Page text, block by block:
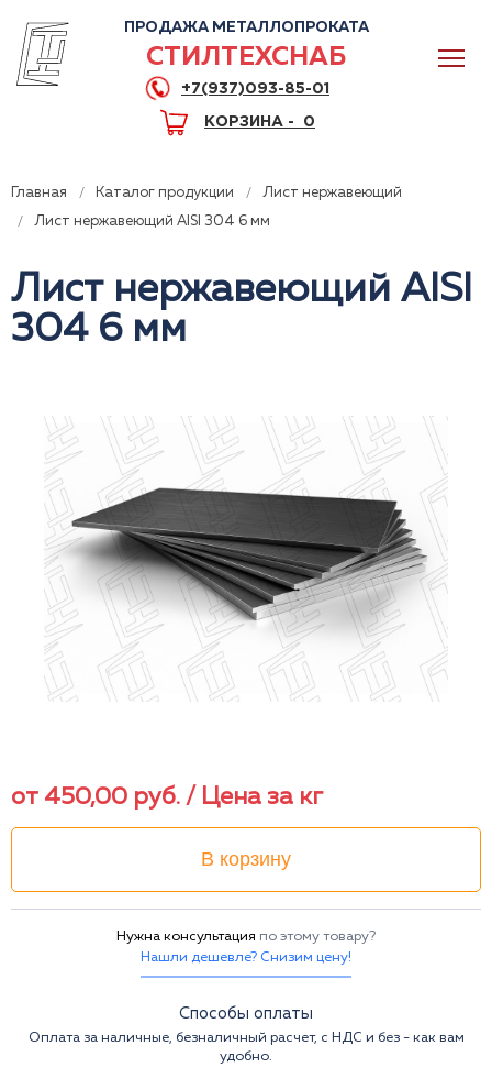
ПРОДАЖА МЕТАЛЛОПРОКАТА
СТИЛТЕХСНАБ
+7(937)093-85-01
КОРЗИНА - 0
Главная Каталог продукции
Лист нержавеющий
Лист нержавеющий AISI 304 6 мм
Лист нержавеющий AISI
304 6 мм
от 450,00 руб. / Цена за кг
В корзину
Нужна консультация по этому товару?
Нашли дешевле? Снизим цену!
Способы оплаты
Оплата за наличные, безналичный расчет, с НДС и без - как вам
удобно.